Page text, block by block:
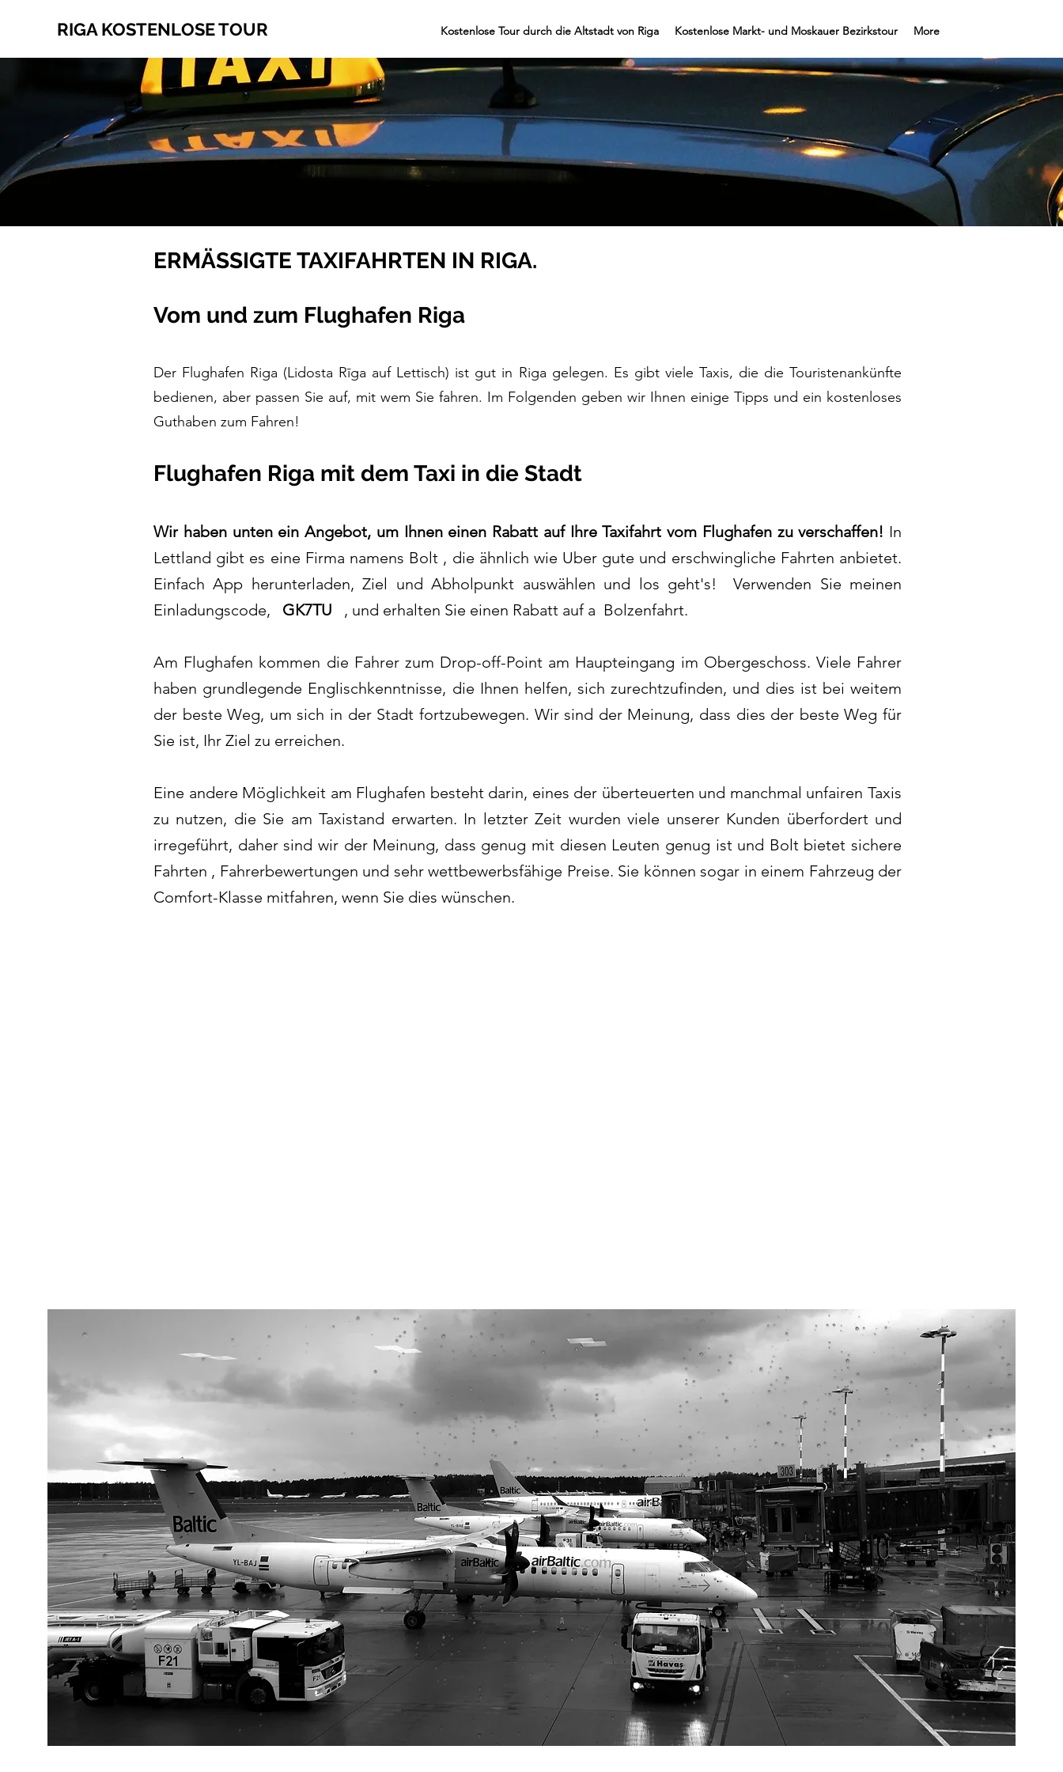
RIGA KOSTENLOSE TOUR Kostenlose Tour durch die Altstadt von Riga Kostenlose Markt- und Moskauer Bezirkstour More
ERMÄSSIGTE TAXIFAHRTEN IN RIGA.
Vom und zum Flughafen Riga
Der Flughafen Riga (Lidosta Rīga auf Lettisch) ist gut in Riga gelegen. Es gibt viele Taxis, die die Touristenankünfte
bedienen, aber passen Sie auf, mit wem Sie fahren. Im Folgenden geben wir Ihnen einige Tipps und ein kostenloses
Guthaben zum Fahren!
Flughafen Riga mit dem Taxi in die Stadt
Wir haben unten ein Angebot, um Ihnen einen Rabatt auf Ihre Taxifahrt vom Flughafen zu verschaffen! In
Lettland gibt es eine Firma namens Bolt , die ähnlich wie Uber gute und erschwingliche Fahrten anbietet.
Einfach App herunterladen, Ziel und Abholpunkt auswählen und los geht's! Verwenden Sie meinen
Einladungscode, GK7TU , und erhalten Sie einen Rabatt auf a Bolzenfahrt.
Am Flughafen kommen die Fahrer zum Drop-off-Point am Haupteingang im Obergeschoss. Viele Fahrer
haben grundlegende Englischkenntnisse, die Ihnen helfen, sich zurechtzufinden, und dies ist bei weitem
der beste Weg, um sich in der Stadt fortzubewegen. Wir sind der Meinung, dass dies der beste Weg für
Sie ist, Ihr Ziel zu erreichen.
Eine andere Möglichkeit am Flughafen besteht darin, eines der überteuerten und manchmal unfairen Taxis
zu nutzen, die Sie am Taxistand erwarten. In letzter Zeit wurden viele unserer Kunden überfordert und
irregeführt, daher sind wir der Meinung, dass genug mit diesen Leuten genug ist und Bolt bietet sichere
Fahrten , Fahrerbewertungen und sehr wettbewerbsfähige Preise. Sie können sogar in einem Fahrzeug der
Comfort-Klasse mitfahren, wenn Sie dies wünschen.